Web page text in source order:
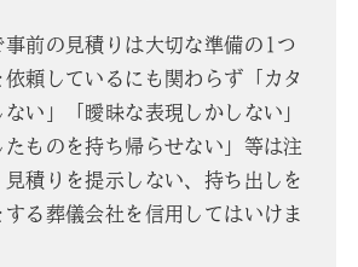
事前の見積りは大切な準備の1つ
頼しているにも関わらず「カタ
い」「曖昧な表現しかしない」
たものを持ち帰らせない」等は注
積りを提示しない、持ち出しを
る葬儀会社を信用してはいけま